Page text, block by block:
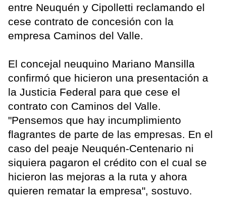
entre Neuquén y Cipolletti reclamando el
cese contrato de concesión con la
empresa Caminos del Valle.
El concejal neuquino Mariano Mansilla
confirmó que hicieron una presentación a
la Justicia Federal para que cese el
contrato con Caminos del Valle.
"Pensemos que hay incumplimiento
flagrantes de parte de las empresas. En el
caso del peaje Neuquén-Centenario ni
siquiera pagaron el crédito con el cual se
hicieron las mejoras a la ruta y ahora
quieren rematar la empresa", sostuvo.